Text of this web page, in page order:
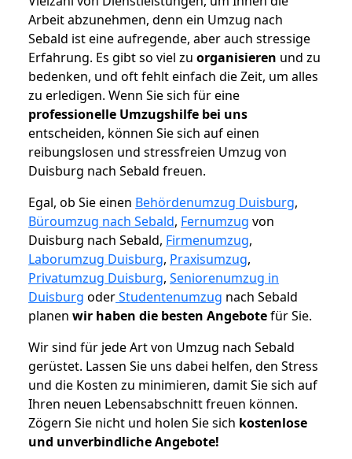
Arbeit abzunehmen, denn ein Umzug nach
Sebald ist eine aufregende, aber auch stressige
Erfahrung. Es gibt so viel zu organisieren und zu
bedenken, und oft fehlt einfach die Zeit, um alles
zu erledigen. Wenn Sie sich für eine
professionelle Umzugshilfe bei uns
entscheiden, können Sie sich auf einen
reibungslosen und stressfreien Umzug von
Duisburg nach Sebald freuen.
Egal, ob Sie einen Behördenumzug Duisburg,
Büroumzug nach Sebald, Fernumzug von
Duisburg nach Sebald, Firmenumzug,
Laborumzug Duisburg, Praxisumzug,
Privatumzug Duisburg, Seniorenumzug in
Duisburg oderStudentenumzug nach Sebald
planen wir haben die besten Angebotefür Sie.
Wir sind für jede Art von Umzug nach Sebald
gerüstet. Lassen Sie uns dabei helfen, den Stress
und die Kosten zu minimieren, damit Sie sich auf
Ihren neuen Lebensabschnitt freuen können.
Zögern Sie nicht und holen Sie sich kostenlose
und unverbindliche Angebote!